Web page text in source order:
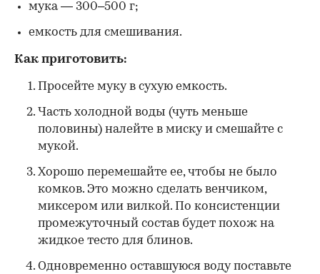
мука — 300–500 г;
емкость для смешивания.
Как приготовить:
Просейте муку в сухую емкость.
Часть холодной воды (чуть меньше
половины) налейте в миску и смешайте с
мукой.
Хорошо перемешайте ее, чтобы не было
комков. Это можно сделать венчиком,
миксером или вилкой. По консистенции
промежуточный состав будет похож на
жидкое тесто для блинов.
Одновременно оставшуюся воду поставьте